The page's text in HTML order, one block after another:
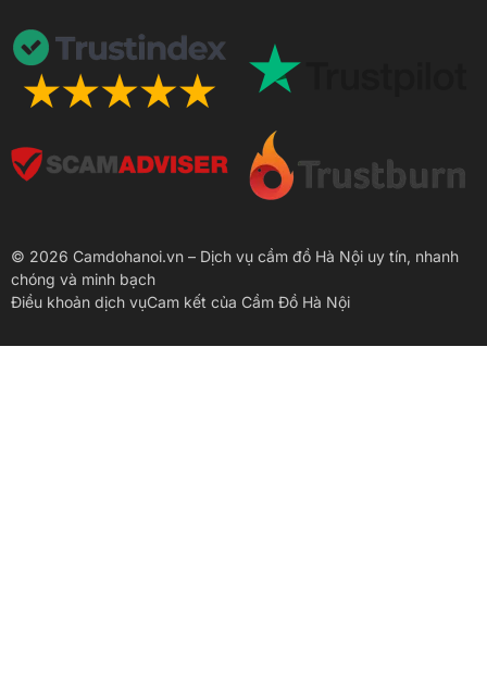
© 2026 Camdohanoi.vn – Dịch vụ cầm đồ Hà Nội uy tín, nhanh
chóng và minh bạch
Điều khoản dịch vụCam kết của Cầm Đồ Hà Nội